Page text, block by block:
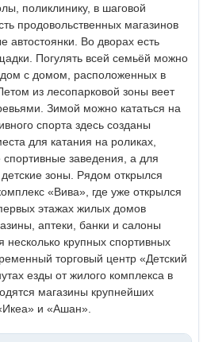
поликлинику, в шаговой
продовольственных магазинов
автостоянки. Во дворах есть
Погулять всей семьёй можно
с домом, расположенных в
из лесопарковой зоны веет
Зимой можно кататься на
спорта здесь созданы
для катания на роликах,
спортивные заведения, а для
зоны. Рядом открылся
«Вива», где уже открылся
этажах жилых домов
аптеки, банки и салоны
несколько крупных спортивных
торговый центр «Детский
езды от жилого комплекса в
магазины крупнейших
и «Ашан».